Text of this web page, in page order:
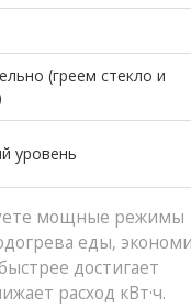
(греем стекло и
уровень
мощные режимы
еды,
достигает
расход кВт·ч.